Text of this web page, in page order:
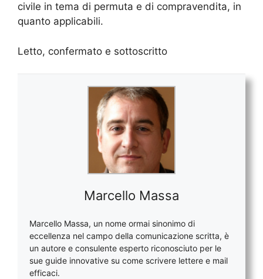
civile in tema di permuta e di compravendita, in
quanto applicabili.
Letto, confermato e sottoscritto
Marcello Massa
Marcello Massa, un nome ormai sinonimo di
eccellenza nel campo della comunicazione scritta, è
un autore e consulente esperto riconosciuto per le
sue guide innovative su come scrivere lettere e mail
efficaci.